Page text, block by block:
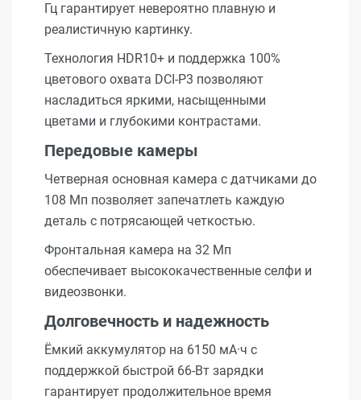
Гц гарантирует невероятно плавную и
реалистичную картинку.
Технология HDR10+ и поддержка 100%
цветового охвата DCI-P3 позволяют
насладиться яркими, насыщенными
цветами и глубокими контрастами.
Передовые камеры
Четверная основная камера с датчиками до
108 Мп позволяет запечатлеть каждую
деталь с потрясающей четкостью.
Фронтальная камера на 32 Мп
обеспечивает высококачественные селфи и
видеозвонки.
Долговечность и надежность
Ёмкий аккумулятор на 6150 мА·ч с
поддержкой быстрой 66-Вт зарядки
гарантирует продолжительное время